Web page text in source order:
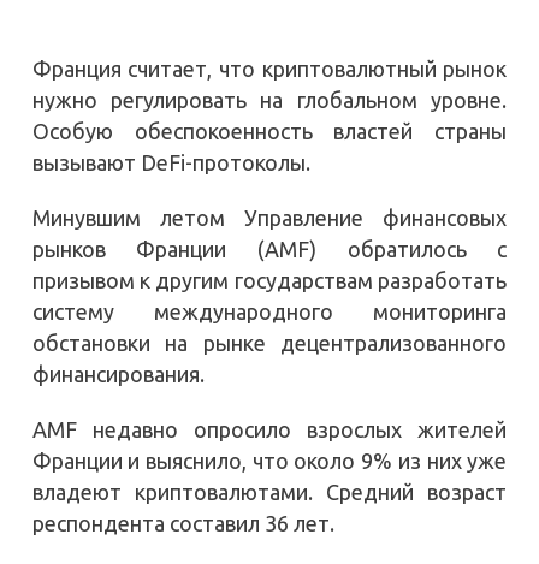
Франция считает, что криптовалютный рынок
нужно регулировать на глобальном уровне.
Особую обеспокоенность властей страны
вызывают DeFi-протоколы.
Минувшим летом Управление финансовых
рынков Франции (AMF) обратилось с
призывом к другим государствам разработать
систему международного мониторинга
обстановки на рынке децентрализованного
финансирования.
AMF недавно опросило взрослых жителей
Франции и выяснило, что около 9% из них уже
владеют криптовалютами. Средний возраст
респондента составил 36 лет.